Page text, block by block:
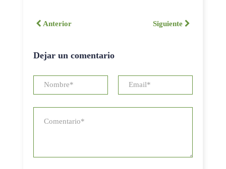
Anterior Siguiente
Dejar un comentario